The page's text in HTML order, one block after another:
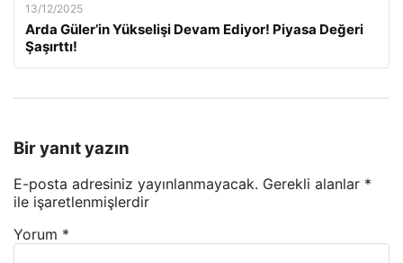
13/12/2025
Arda Güler’in Yükselişi Devam Ediyor! Piyasa Değeri
Şaşırttı!
Bir yanıt yazın
E-posta adresiniz yayınlanmayacak. Gerekli alanlar *
ile işaretlenmişlerdir
Yorum *